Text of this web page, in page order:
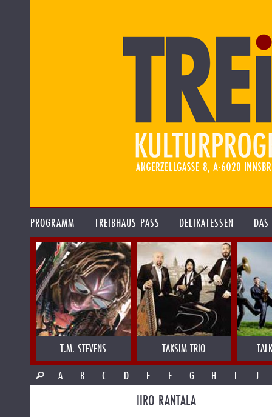
PROGRAMM TREIBHAUS-PASS DELIKATESSEN
T.M. STEVENS TAKSIM TRIO
A
B C D E F G H I J
IIRO RANTALA